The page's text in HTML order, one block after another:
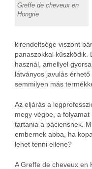
Greffe de cheveux en
Hongrie
kirendeltsége viszont
panaszokkal küszködik.
használ, amellyel
látványos javulás
semmilyen más
Az eljárás a
megy végbe, a
tartania a páciensnek.
embernek abba, ha
lehet tenni ellene?
A Greffe de cheveux en